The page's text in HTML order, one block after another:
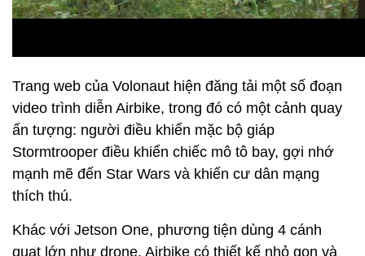
Trang web của Volonaut hiện đăng tải một số đoạn
video trình diễn Airbike, trong đó có một cảnh quay
ấn tượng: người điều khiển mặc bộ giáp
Stormtrooper điều khiển chiếc mô tô bay, gợi nhớ
mạnh mẽ đến Star Wars và khiến cư dân mạng
thích thú.
Khác với Jetson One, phương tiện dùng 4 cánh
quạt lớn như drone, Airbike có thiết kế nhỏ gọn và